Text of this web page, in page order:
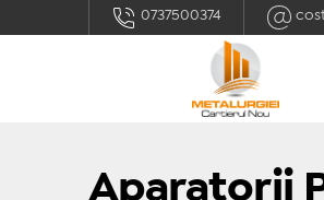
0737500374
Aparatorii